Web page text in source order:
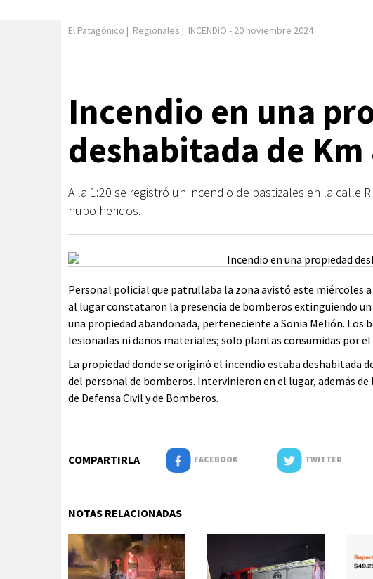
El Patagónico | Regionales | INCENDIO - 20 noviembre 2024
Incendio en una
deshabitada de Km
A la 1:20 se registró un incendio de pastizales en la calle
hubo heridos.
Personal policial que patrullaba la zona avistó este miércoles
al lugar constataron la presencia de bomberos extinguiendo
una propiedad abandonada, perteneciente a Sonia Melión.
lesionadas ni daños materiales; solo plantas consumidas por el
La propiedad donde se originó el incendio estaba deshabitada
del personal de bomberos. Intervinieron en el lugar, además
de Defensa Civil y de Bomberos.
COMPARTIRLA FACEBOOK TWITTER
NOTAS RELACIONADAS